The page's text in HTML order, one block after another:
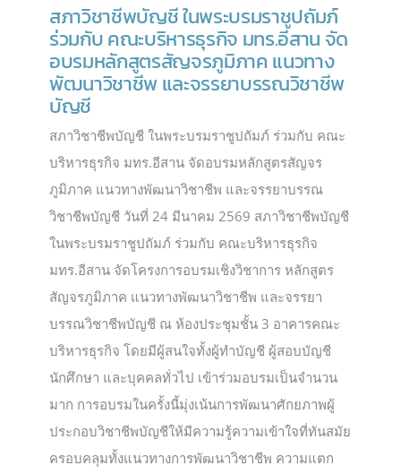
สภาวิชาชีพบัญชี ในพระบรมราชูปถัมภ์
ร่วมกับ คณะบริหารธุรกิจ มทร.อีสาน จัด
อบรมหลักสูตรสัญจรภูมิภาค แนวทาง
พัฒนาวิชาชีพ และจรรยาบรรณวิชาชีพ
บัญชี
สภาวิชาชีพบัญชี ในพระบรมราชูปถัมภ์ ร่วมกับ คณะ
บริหารธุรกิจ มทร.อีสาน จัดอบรมหลักสูตรสัญจร
ภูมิภาค แนวทางพัฒนาวิชาชีพ และจรรยาบรรณ
วิชาชีพบัญชี วันที่ 24 มีนาคม 2569 สภาวิชาชีพบัญชี
ในพระบรมราชูปถัมภ์ ร่วมกับ คณะบริหารธุรกิจ
มทร.อีสาน จัดโครงการอบรมเชิงวิชาการ หลักสูตร
สัญจรภูมิภาค แนวทางพัฒนาวิชาชีพ และจรรยา
บรรณวิชาชีพบัญชี ณ ห้องประชุมชั้น 3 อาคารคณะ
บริหารธุรกิจ โดยมีผู้สนใจทั้งผู้ทำบัญชี ผู้สอบบัญชี
นักศึกษา และบุคคลทั่วไป เข้าร่วมอบรมเป็นจำนวน
มาก การอบรมในครั้งนี้มุ่งเน้นการพัฒนาศักยภาพผู้
ประกอบวิชาชีพบัญชีให้มีความรู้ความเข้าใจที่ทันสมัย
ครอบคลุมทั้งแนวทางการพัฒนาวิชาชีพ ความแตก